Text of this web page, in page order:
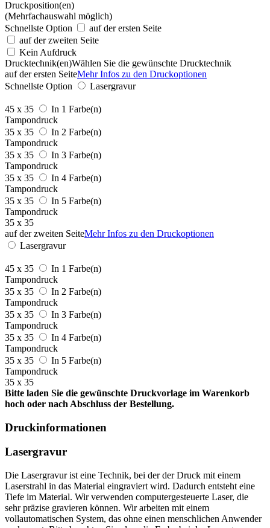
Druckposition(en)
(Mehrfachauswahl möglich)
Schnellste Option
auf der ersten Seite
auf der zweiten Seite
Kein Aufdruck
Drucktechnik(en)Wählen Sie die gewünschte Drucktechnik
auf der ersten SeiteMehr Infos zu den Druckoptionen
Schnellste Option
Lasergravur
45 x 35
In 1 Farbe(n)
Tampondruck
35 x 35
In 2 Farbe(n)
Tampondruck
35 x 35
In 3 Farbe(n)
Tampondruck
35 x 35
In 4 Farbe(n)
Tampondruck
35 x 35
In 5 Farbe(n)
Tampondruck
35 x 35
auf der zweiten SeiteMehr Infos zu den Druckoptionen
Lasergravur
45 x 35
In 1 Farbe(n)
Tampondruck
35 x 35
In 2 Farbe(n)
Tampondruck
35 x 35
In 3 Farbe(n)
Tampondruck
35 x 35
In 4 Farbe(n)
Tampondruck
35 x 35
In 5 Farbe(n)
Tampondruck
35 x 35
Bitte laden Sie die gewünschte Druckvorlage im Warenkorb
hoch oder nach Abschluss der Bestellung.
Druckinformationen
Lasergravur
Die Lasergravur ist eine Technik, bei der der Druck mit einem
Laserstrahl in das Material eingraviert wird. Dadurch entsteht eine
Tiefe im Material. Wir verwenden computergesteuerte Laser, die
sehr präzise gravieren können. Wir arbeiten mit einem
vollautomatischen System, das ohne einen menschlichen Anwender